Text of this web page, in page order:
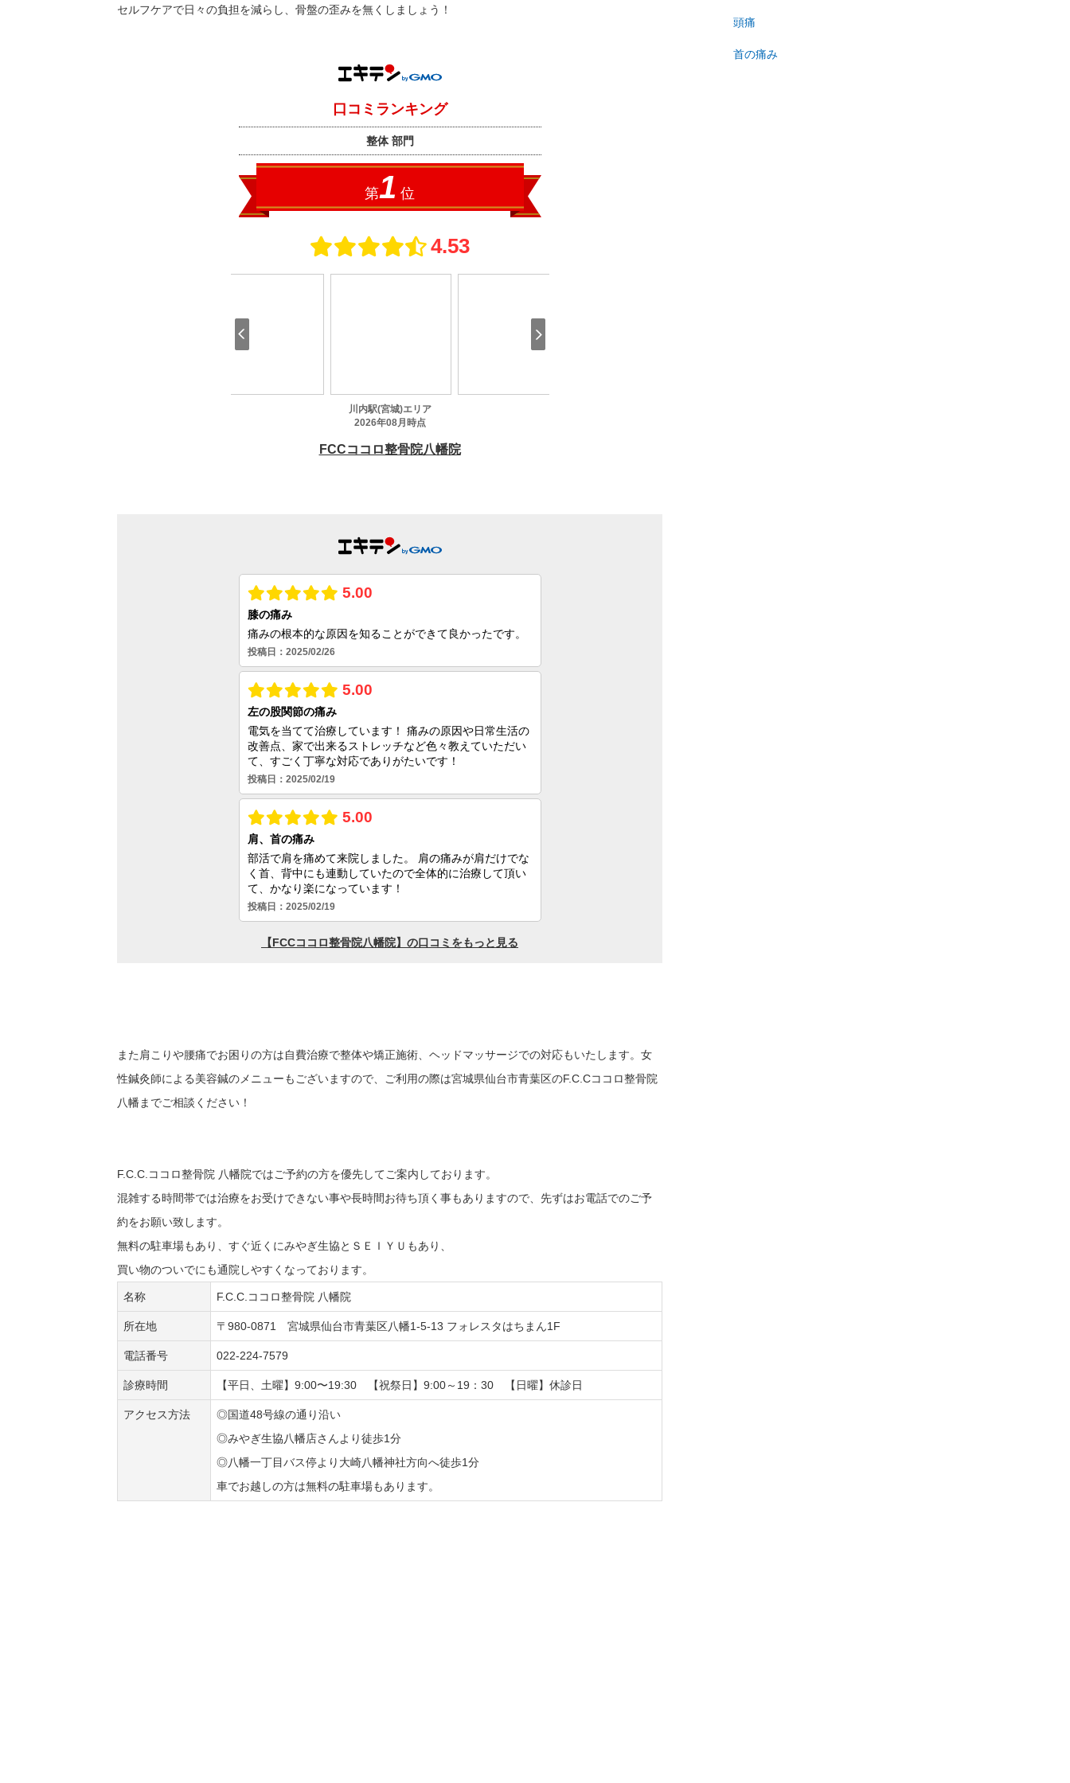
セルフケアで日々の負担を減らし、骨盤の歪みを無くしましょう！
また肩こりや腰痛でお困りの方は自費治療で整体や矯正施術、ヘッドマッサージでの対応もいたします。女
性鍼灸師による美容鍼のメニューもございますので、ご利用の際は宮城県仙台市青葉区のF.C.Cココロ整骨院
八幡までご相談ください！
F.C.C.ココロ整骨院 八幡院ではご予約の方を優先してご案内しております。
混雑する時間帯では治療をお受けできない事や長時間お待ち頂く事もありますので、先ずはお電話でのご予
約をお願い致します。
無料の駐車場もあり、すぐ近くにみやぎ生協とＳＥＩＹＵもあり、
買い物のついでにも通院しやすくなっております。
名称 F.C.C.ココロ整骨院 八幡院
所在地 〒980-0871 宮城県仙台市青葉区八幡1-5-13 フォレスタはちまん1F
電話番号 022-224-7579
診療時間 【平日、土曜】9:00〜19:30 【祝祭日】9:00～19：30 【日曜】休診日
アクセス方法
◎国道48号線の通り沿い
◎みやぎ生協八幡店さんより徒歩1分
◎八幡一丁目バス停より大崎八幡神社方向へ徒歩1分
車でお越しの方は無料の駐車場もあります。
頭痛
首の痛み